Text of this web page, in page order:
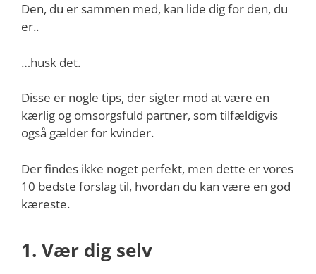
Den, du er sammen med, kan lide dig for den, du
er..
…husk det.
Disse er nogle tips, der sigter mod at være en
kærlig og omsorgsfuld partner, som tilfældigvis
også gælder for kvinder.
Der findes ikke noget perfekt, men dette er vores
10 bedste forslag til, hvordan du kan være en god
kæreste.
1. Vær dig selv